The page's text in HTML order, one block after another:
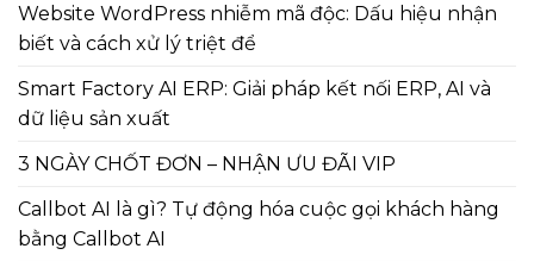
Website WordPress nhiễm mã độc: Dấu hiệu nhận
biết và cách xử lý triệt để
Smart Factory AI ERP: Giải pháp kết nối ERP, AI và
dữ liệu sản xuất
3 NGÀY CHỐT ĐƠN – NHẬN ƯU ĐÃI VIP
Callbot AI là gì? Tự động hóa cuộc gọi khách hàng
bằng Callbot AI